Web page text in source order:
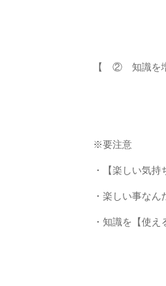
【 ② 知識を
※要注意
・【楽しい気持
・楽しい事なん
・知識を【使